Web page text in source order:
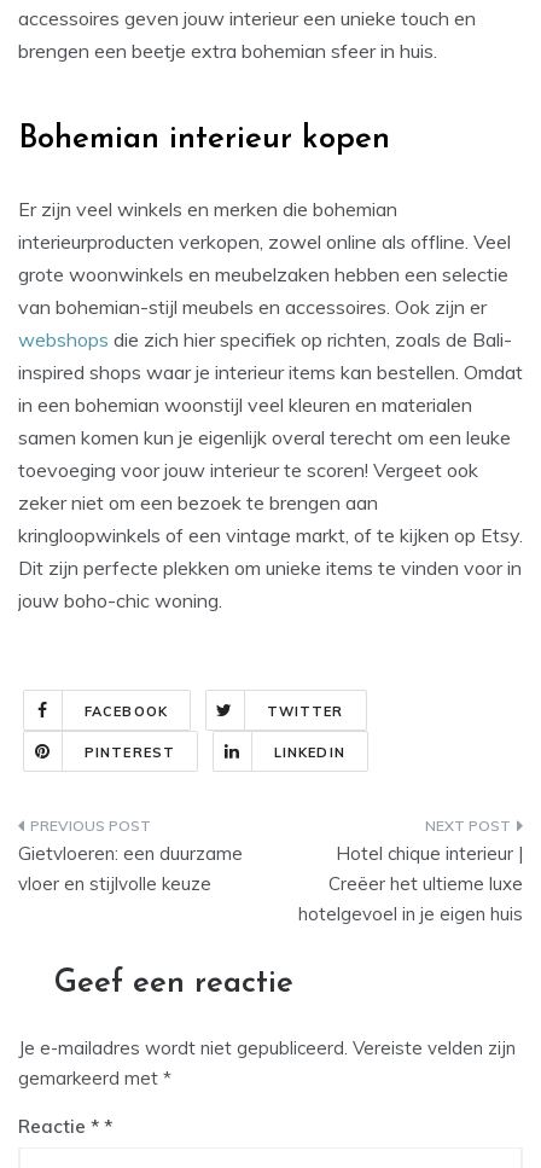
accessoires geven jouw interieur een unieke touch en
brengen een beetje extra bohemian sfeer in huis.
Bohemian interieur kopen
Er zijn veel winkels en merken die bohemian
interieurproducten verkopen, zowel online als offline. Veel
grote woonwinkels en meubelzaken hebben een selectie
van bohemian-stijl meubels en accessoires. Ook zijn er
webshops die zich hier specifiek op richten, zoals de Bali-
inspired shops waar je interieur items kan bestellen. Omdat
in een bohemian woonstijl veel kleuren en materialen
samen komen kun je eigenlijk overal terecht om een leuke
toevoeging voor jouw interieur te scoren! Vergeet ook
zeker niet om een bezoek te brengen aan
kringloopwinkels of een vintage markt, of te kijken op Etsy.
Dit zijn perfecte plekken om unieke items te vinden voor in
jouw boho-chic woning.
FACEBOOK TWITTER
PINTEREST LINKEDIN
Bericht
navigatie
Gietvloeren: een duurzame
vloer en stijlvolle keuze
Hotel chique interieur |
Creëer het ultieme luxe
hotelgevoel in je eigen huis
Geef een reactie
Je e-mailadres wordt niet gepubliceerd. Vereiste velden zijn
gemarkeerd met *
Reactie *